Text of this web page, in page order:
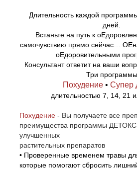
Длительность каждой
дней.
Встаньте на путь к
самочувствию прямо сейчас…
оЕдоровительными
Консультант ответит на ваши
Три программы
Похудение • Супер
длительностью 7, 14, 21
Похудение - Вы получаете все
преимущества программы
улучшенных
растительных препаратов
• Проверенные временем травы
которые помогают сбросить